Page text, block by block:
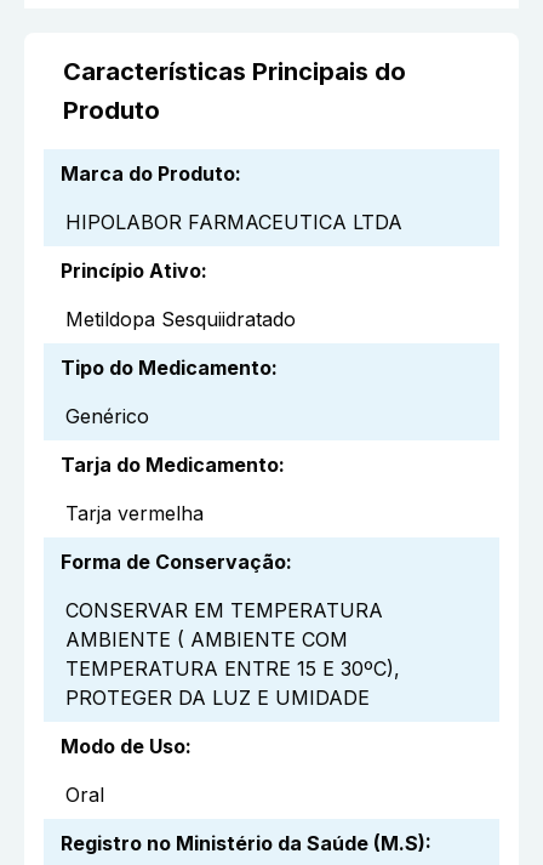
Características Principais do
Produto
Marca do Produto:
HIPOLABOR FARMACEUTICA LTDA
Princípio Ativo:
Metildopa Sesquiidratado
Tipo do Medicamento:
Genérico
Tarja do Medicamento:
Tarja vermelha
Forma de Conservação:
CONSERVAR EM TEMPERATURA
AMBIENTE ( AMBIENTE COM
TEMPERATURA ENTRE 15 E 30ºC),
PROTEGER DA LUZ E UMIDADE
Modo de Uso:
Oral
Registro no Ministério da Saúde (M.S):